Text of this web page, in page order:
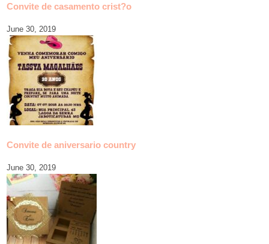
Convite de casamento crist?o
June 30, 2019
Convite de aniversario country
June 30, 2019